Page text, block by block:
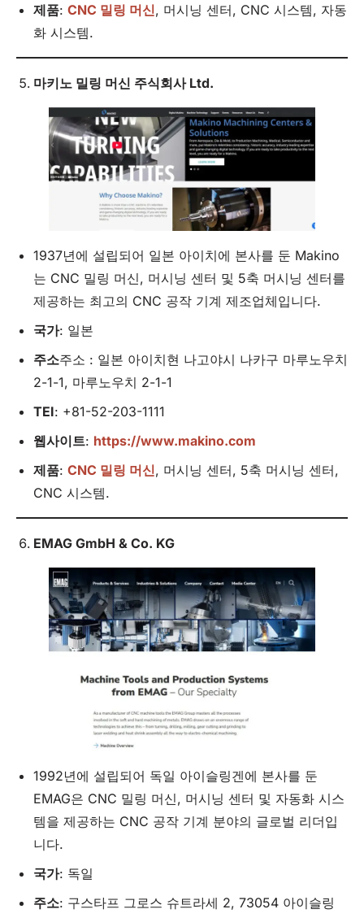
제품: CNC 밀링 머신, 머시닝 센터, CNC 시스템, 자동
화 시스템.
마키노 밀링 머신 주식회사 Ltd.
1937년에 설립되어 일본 아이치에 본사를 둔 Makino
는 CNC 밀링 머신, 머시닝 센터 및 5축 머시닝 센터를
제공하는 최고의 CNC 공작 기계 제조업체입니다.
국가: 일본
주소주소 : 일본 아이치현 나고야시 나카구 마루노우치
2-1-1, 마루노우치 2-1-1
TEI: +81-52-203-1111
웹사이트: https://www.makino.com
제품: CNC 밀링 머신, 머시닝 센터, 5축 머시닝 센터,
CNC 시스템.
EMAG GmbH & Co. KG
1992년에 설립되어 독일 아이슬링겐에 본사를 둔
EMAG은 CNC 밀링 머신, 머시닝 센터 및 자동화 시스
템을 제공하는 CNC 공작 기계 분야의 글로벌 리더입
니다.
국가: 독일
주소: 구스타프 그로스 슈트라세 2, 73054 아이슬링